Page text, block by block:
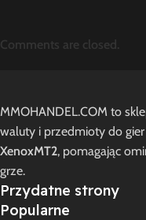
Comments are closed.
MMOHANDEL.COM to
waluty i przedmioty do gier
XenoxMT2, pomagając
grze.
Przydatne strony
Popularne